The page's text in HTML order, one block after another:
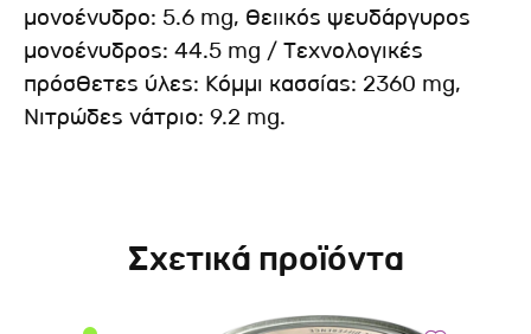
μονοένυδρο: 5.6 mg, Θειικός ψευδάργυρος
μονοένυδρος: 44.5 mg / Τεχνολογικές
πρόσθετες ύλες: Κόμμι κασσίας: 2360 mg,
Νιτρώδες νάτριο: 9.2 mg.
Σχετικά προϊόντα